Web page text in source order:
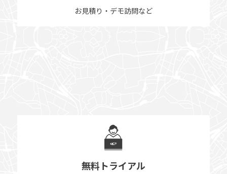
お見積り・デモ訪問など
無料トライアル